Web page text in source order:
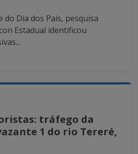
do Dia dos Pais, pesquisa
Estadual identificou
tráfego da
1 do rio Tereré,